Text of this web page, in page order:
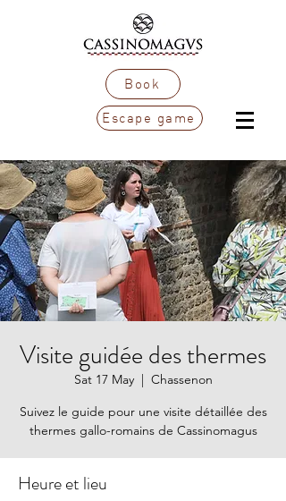
Book
Escape game
Visite guidée des thermes
Sat 17 May
  |
Chassenon
Suivez le guide pour une visite détaillée des
thermes gallo-romains de Cassinomagus
Heure et lieu